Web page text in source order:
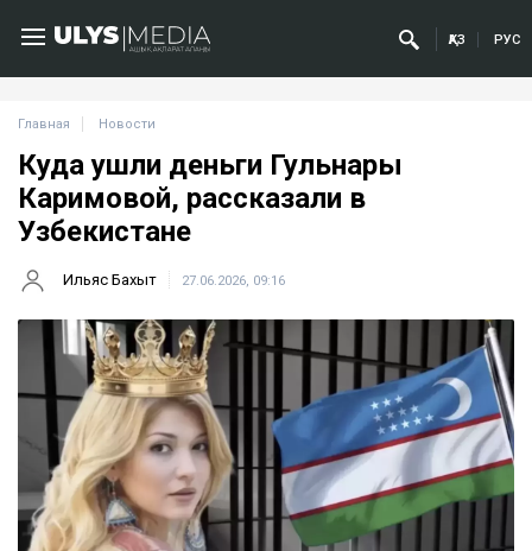
ҚАЗ РУС
Главная Новости
Куда ушли деньги Гульнары
Каримовой, рассказали в
Узбекистане
Ильяс Бахыт 27.06.2026, 09:16